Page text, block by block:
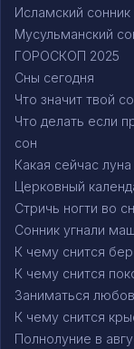
Исламский сонник
Мусульманский
ГОРОСКОП 2025
Сны сегодня
Что значит твой
Что делать если
сон
Какая сейчас луна
Церковный
Стричь ногти во
Сонник угнали
К чему снится
К чему снится
Заниматься
К чему снится
Полнолуние в